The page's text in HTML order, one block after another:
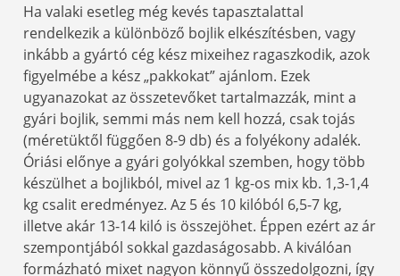
Ha valaki esetleg még kevés tapasztalattal
rendelkezik a különböző bojlik elkészítésben, vagy
inkább a gyártó cég kész mixeihez ragaszkodik, azok
figyelmébe a kész „pakkokat” ajánlom. Ezek
ugyanazokat az összetevőket tartalmazzák, mint a
gyári bojlik, semmi más nem kell hozzá, csak tojás
(méretüktől függően 8-9 db) és a folyékony adalék.
Óriási előnye a gyári golyókkal szemben, hogy több
készülhet a bojlikból, mivel az 1 kg-os mix kb. 1,3-1,4
kg csalit eredményez. Az 5 és 10 kilóból 6,5-7 kg,
illetve akár 13-14 kiló is összejöhet. Éppen ezért az ár
szempontjából sokkal gazdaságosabb. A kiválóan
formázható mixet nagyon könnyű összedolgozni, így